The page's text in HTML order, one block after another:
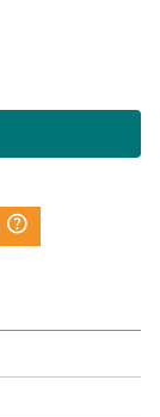
question_mark_circle